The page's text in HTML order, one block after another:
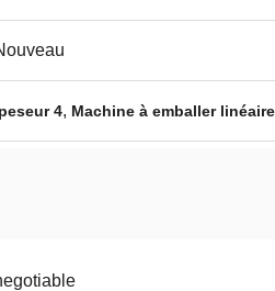
4, Machine à emballer